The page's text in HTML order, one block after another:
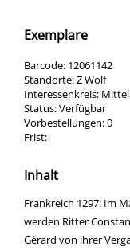
Exemplare
Barcode: 12061142
Standorte:Z Wolf
Interessenkreis:
Status:Verfügbar
Vorbestellungen:0
Frist:
Inhalt
Frankreich 1297: Im
werden Ritter
Gérard von ihrer